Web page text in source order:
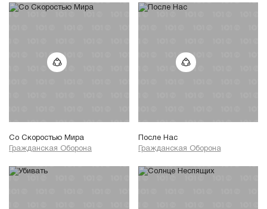
Со Скоростью Мира
Гражданская Оборона
После Нас
Гражданская Оборона